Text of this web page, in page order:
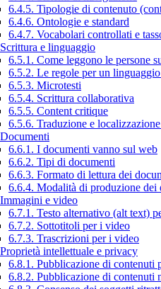
6.4.5. Tipologie di contenuto
6.4.6. Ontologie e standard
6.4.7. Vocabolari controllati e
e linguaggio
6.5.1. Come leggono le persone
6.5.2. Le regole per un
6.5.3. Microtesti
6.5.4. Scrittura collaborativa
6.5.5. Content critique
6.5.6. Traduzione e
6.6.1. I documenti vanno sul web
6.6.2. Tipi di documenti
6.6.3. Formato di lettura dei
6.6.4. Modalità di produzione dei
e video
6.7.1. Testo alternativo (alt text)
6.7.2. Sottotitoli per i video
6.7.3. Trascrizioni per i video
intellettuale e privacy
6.8.1. Pubblicazione di contenuti
6.8.2. Pubblicazione di contenuti